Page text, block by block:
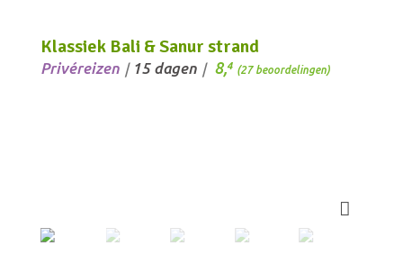
Klassiek Bali & Sanur strand
Privéreizen / 15 dagen / 8,4 (27 beoordelingen)